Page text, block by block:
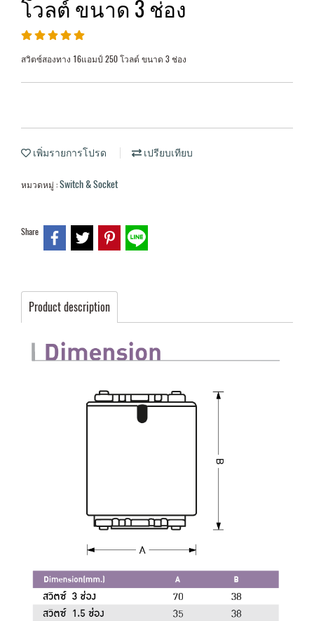
โวลต์ ขนาด 3 ช่อง
สวิตซ์สองทาง 16แอมป์ 250 โวลต์ ขนาด 3 ช่อง
เพิ่มรายการโปรด เปรียบเทียบ
หมวดหมู่ :Switch & Socket
Share
Product description